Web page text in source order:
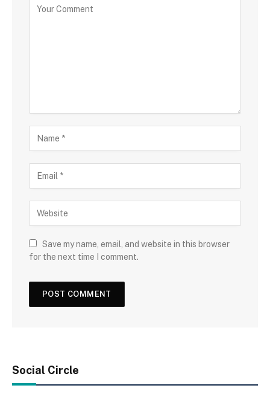
Save my name, email, and website in this browser
for the next time I comment.
Social Circle